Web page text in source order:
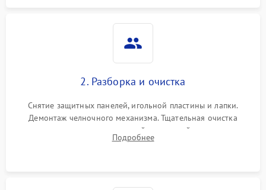
2. Разборка и очистка
Снятие защитных панелей, игольной пластины и лапки.
Демонтаж челночного механизма. Тщательная очистка
внутренних узлов от скопившейся тканевой пыли, очесов,
остатков старой смазки и обрывков нитей с помощью
Подробнее